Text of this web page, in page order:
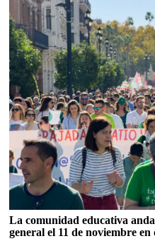
La comunidad educativa
general el 11 de noviembre